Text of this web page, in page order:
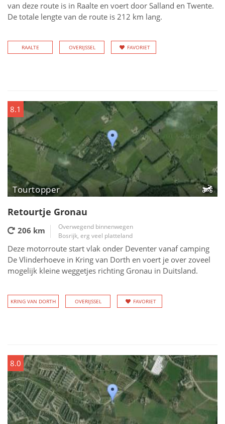
van deze route is in Raalte en voert door Salland en Twente.
De totale lengte van de route is 212 km lang.
RAALTE OVERIJSSEL FAVORIET
8.1
Tourtopper
Retourtje Gronau
206 km
Overwegend binnenwegen
Bosrijk, erg veel platteland
Deze motorroute start vlak onder Deventer vanaf camping
De Vlinderhoeve in Kring van Dorth en voert je over zoveel
mogelijk kleine weggetjes richting Gronau in Duitsland.
KRING VAN DORTH OVERIJSSEL FAVORIET
8.0